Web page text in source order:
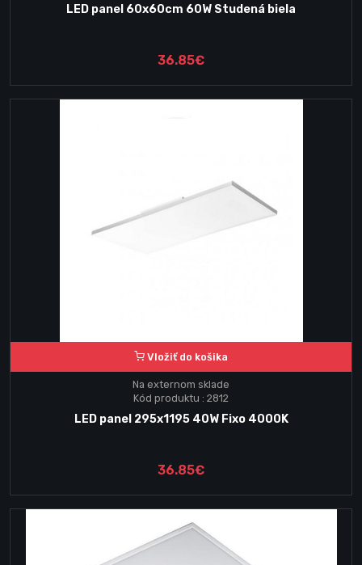
LED panel 60x60cm 60W Studená biela
36.85€
Vložiť do košika
Na externom sklade
Kód produktu : 2812
LED panel 295x1195 40W Fixo 4000K
36.85€